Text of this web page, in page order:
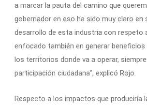
a marcar la pauta del camino que
gobernador en eso ha sido muy claro en
desarrollo de esta industria con respeto
enfocado también en generar
los territorios donde va a operar,
participación ciudadana”, explicó Rojo.
Respecto a los impactos que produciría